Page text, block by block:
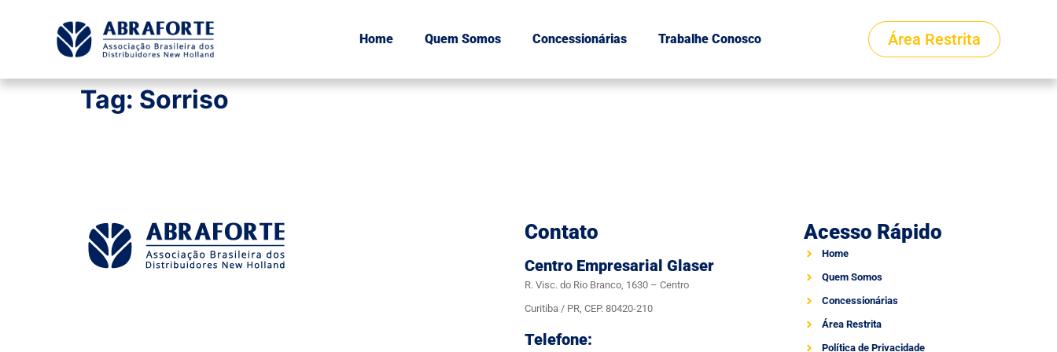
Home Quem Somos Concessionárias Trabalhe Conosco Área Restrita
Tag: Sorriso
Contato
Centro Empresarial Glaser
R. Visc. do Rio Branco, 1630 – Centro
Curitiba / PR, CEP. 80420-210
Telefone:
Acesso Rápido
Home
Quem Somos
Concessionárias
Área Restrita
Política de Privacidade